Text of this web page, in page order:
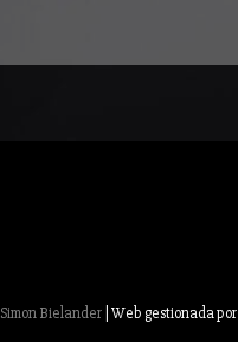
Simon Bielander | Web gestionada por